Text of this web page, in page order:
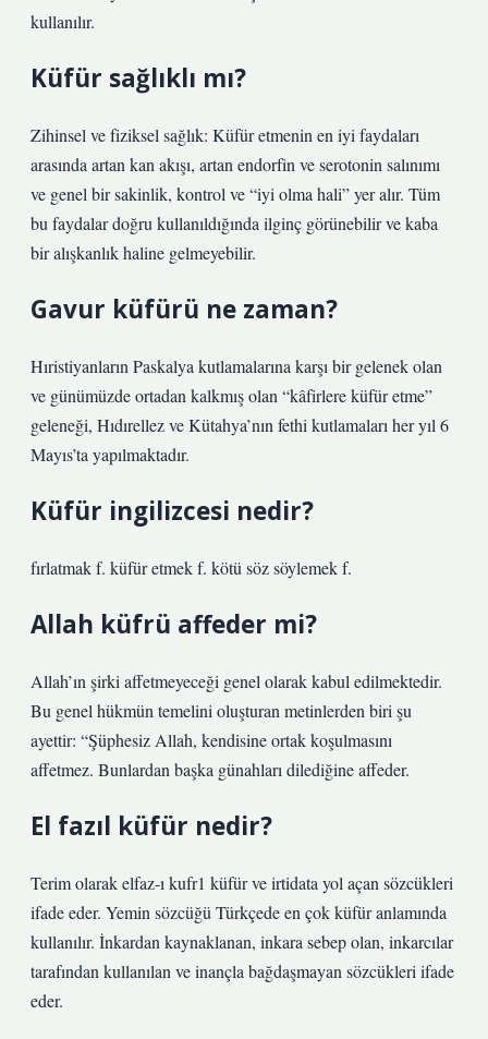
kullanılır.
Küfür sağlıklı mı?
Zihinsel ve fiziksel sağlık: Küfür etmenin en iyi faydaları
arasında artan kan akışı, artan endorfin ve serotonin salınımı
ve genel bir sakinlik, kontrol ve “iyi olma hali” yer alır. Tüm
bu faydalar doğru kullanıldığında ilginç görünebilir ve kaba
bir alışkanlık haline gelmeyebilir.
Gavur küfürü ne zaman?
Hıristiyanların Paskalya kutlamalarına karşı bir gelenek olan
ve günümüzde ortadan kalkmış olan “kâfirlere küfür etme”
geleneği, Hıdırellez ve Kütahya’nın fethi kutlamaları her yıl 6
Mayıs’ta yapılmaktadır.
Küfür ingilizcesi nedir?
fırlatmak f. küfür etmek f. kötü söz söylemek f.
Allah küfrü affeder mi?
Allah’ın şirki affetmeyeceği genel olarak kabul edilmektedir.
Bu genel hükmün temelini oluşturan metinlerden biri şu
ayettir: “Şüphesiz Allah, kendisine ortak koşulmasını
affetmez. Bunlardan başka günahları dilediğine affeder.
El fazıl küfür nedir?
Terim olarak elfaz-ı kufr1 küfür ve irtidata yol açan sözcükleri
ifade eder. Yemin sözcüğü Türkçede en çok küfür anlamında
kullanılır. İnkardan kaynaklanan, inkara sebep olan, inkarcılar
tarafından kullanılan ve inançla bağdaşmayan sözcükleri ifade
eder.